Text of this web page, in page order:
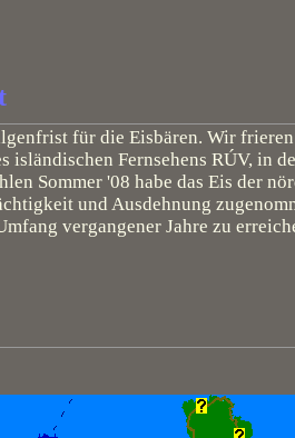
für die Eisbären. Wir
Fernsehens RÚV, in
Sommer '08 habe das Eis der
und Ausdehnung
vergangener Jahre zu